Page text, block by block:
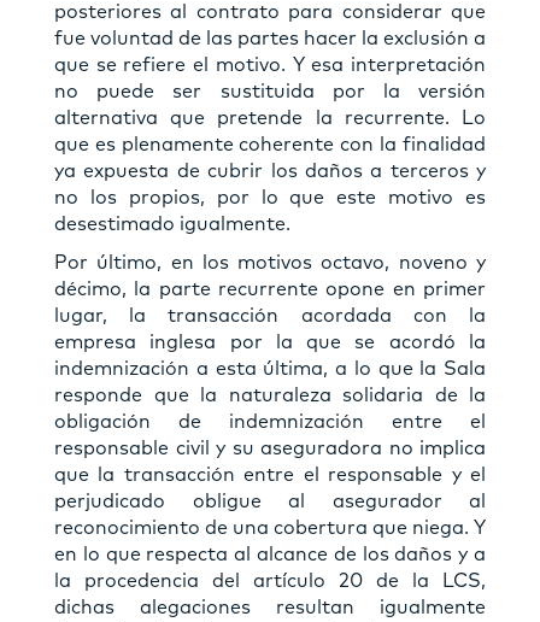
posteriores al contrato para considerar que
fue voluntad de las partes hacer la exclusión a
que se refiere el motivo. Y esa interpretación
no puede ser sustituida por la versión
alternativa que pretende la recurrente. Lo
que es plenamente coherente con la finalidad
ya expuesta de cubrir los daños a terceros y
no los propios, por lo que este motivo es
desestimado igualmente.
Por último, en los motivos octavo, noveno y
décimo, la parte recurrente opone en primer
lugar, la transacción acordada con la
empresa inglesa por la que se acordó la
indemnización a esta última, a lo que la Sala
responde que la naturaleza solidaria de la
obligación de indemnización entre el
responsable civil y su aseguradora no implica
que la transacción entre el responsable y el
perjudicado obligue al asegurador al
reconocimiento de una cobertura que niega. Y
en lo que respecta al alcance de los daños y a
la procedencia del artículo 20 de la LCS,
dichas alegaciones resultan igualmente